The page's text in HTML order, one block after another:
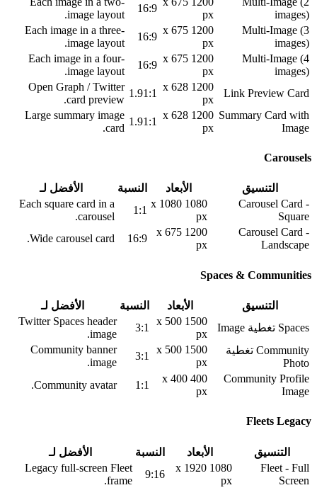
images)
px
16:9
image layout.
Multi-Image (3
images)
1200 x 675
px
16:9
Each image in a three-
image layout.
Multi-Image (4
images)
1200 x 675
px
16:9
Each image in a four-
image layout.
Link Preview Card
1200 x 628
px
1.91:1
Open Graph / Twitter
card preview.
Summary Card with
Image
1200 x 628
px
1.91:1
Large summary image
card.
Carousels
التنسيق الأبعاد النسبة
الأفضل لـ
Carousel Card -
Square
1080 x 1080
px
1:1
Each square card in a
carousel.
Carousel Card -
Landscape
1200 x 675
px
16:9
Wide carousel card.
Spaces & Communities
التنسيق الأبعاد النسبة
الأفضل لـ
Spaces تغطية Image
1500 x 500
px
3:1
Twitter Spaces header
image.
Community تغطية
Photo
1500 x 500
px
3:1
Community banner
image.
Community Profile
Image
400 x 400
px
1:1
Community avatar.
Fleets Legacy
التنسيق الأبعاد النسبة
الأفضل لـ
Fleet - Full
Screen
1080 x 1920
px
9:16
Legacy full-screen Fleet
frame.